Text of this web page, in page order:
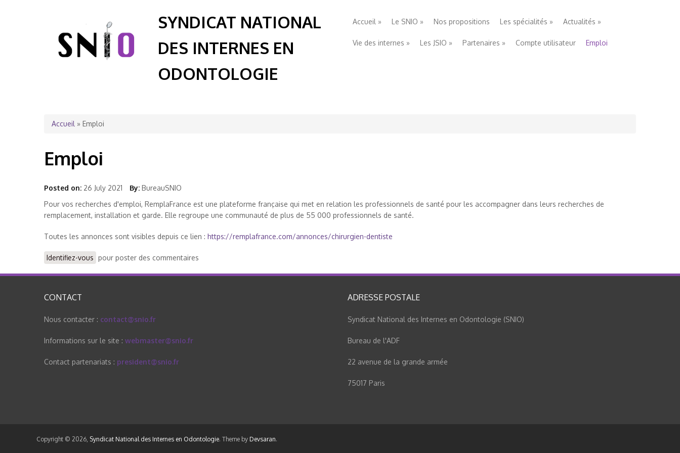
SYNDICAT NATIONAL
DES INTERNES EN
ODONTOLOGIE
Accueil » Le SNIO » Nos propositions Les spécialités » Actualités »
Vie des internes » Les JSIO » Partenaires » Compte utilisateur Emploi
Vous êtes ici
Accueil » Emploi
Emploi
Posted on: 26 July 2021 By: BureauSNIO
Pour vos recherches d'emploi, RemplaFrance est une plateforme française qui met en relation les professionnels de santé pour les accompagner dans leurs recherches de
remplacement, installation et garde. Elle regroupe une communauté de plus de 55 000 professionnels de santé.
Toutes les annonces sont visibles depuis ce lien : https://remplafrance.com/annonces/chirurgien-dentiste
Identifiez-vous pour poster des commentaires
CONTACT
Nous contacter : contact@snio.fr
Informations sur le site : webmaster@snio.fr
Contact partenariats : president@snio.fr
ADRESSE POSTALE
Syndicat National des Internes en Odontologie (SNIO)
Bureau de l'ADF
22 avenue de la grande armée
75017 Paris
Copyright © 2026, Syndicat National des Internes en Odontologie. Theme by Devsaran.